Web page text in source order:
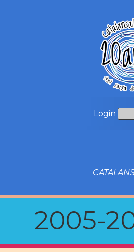
Login
2005-